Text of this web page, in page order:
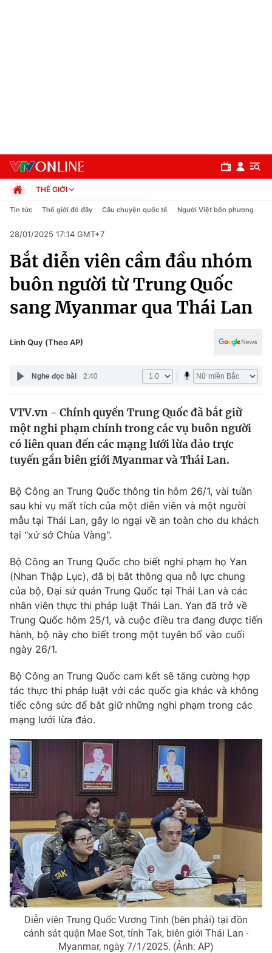
Chuyên mục
Chính trị
Xã hội
Pháp luật
Y tế
Thế giới
Tin tức
Thế giới đó đây
Câu chuyện quốc tế
Kinh tế
Thị trường
Góc doanh nghiệp
Dữ liệu và đời sống
Truyền hình
Hậu trường
Nhân vật
Khán giả
Giải sao mai
Giải trí
Điện ảnh
Âm nhạc
Sao
Đời sống
Du lịch
Làm đẹp
Giáo dục
Tuyển sinh
Học trực tuyến
Hitech Công nghệ tương lai
Sản phẩm
Thị trường
Tư vấn
Giao lưu trực tuyến
Chuyên mục khác
Emagazine
Photo Infographic
Video Shorts video
VTV Money VTV Thể thao
VTV Sức khoẻ Bất động sản
THẾ GIỚI
Chính trị
Pháp luật
Kinh tế
Thể thao
Truyền hình
Văn hóa - Giải trí
Y tế
Công nghệ
Tin tức Thế giới đó đây Câu chuyện quốc tế Người Việt bốn phương
28/01/2025 17:14 GMT+7
Bắt diễn viên cầm đầu nhóm
buôn người từ Trung Quốc
sang Myanmar qua Thái Lan
Linh Quy (Theo AP)
Nghe đọc bài 2:40
VTV.vn - Chính quyền Trung Quốc đã bắt giữ
một nghi phạm chính trong các vụ buôn người
có liên quan đến các mạng lưới lừa đảo trực
tuyến gần biên giới Myanmar và Thái Lan.
Bộ Công an Trung Quốc thông tin hôm 26/1, vài tuần
sau khi vụ mất tích của một diễn viên và một người
mẫu tại Thái Lan, gây lo ngại về an toàn cho du khách
tại "xứ sở Chùa Vàng".
Bộ Công an Trung Quốc cho biết nghi phạm họ Yan
(Nhan Thập Lục), đã bị bắt thông qua nỗ lực chung
của bộ, Đại sứ quán Trung Quốc tại Thái Lan và các
nhân viên thực thi pháp luật Thái Lan. Yan đã trở về
Trung Quốc hôm 25/1, và cuộc điều tra đang được tiến
hành, bộ này cho biết trong một tuyên bố vào cuối
ngày 26/1.
Bộ Công an Trung Quốc cam kết sẽ tăng cường hợp
tác thực thi pháp luật với các quốc gia khác và không
tiếc công sức để bắt giữ những nghi phạm trong các
mạng lưới lừa đảo.
Diễn viên Trung Quốc Vương Tinh (bên phải) tại đồn
cảnh sát quận Mae Sot, tỉnh Tak, biên giới Thái Lan -
Myanmar, ngày 7/1/2025. (Ảnh: AP)